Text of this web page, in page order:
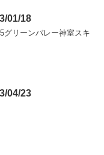
01/18
グリーンバレー神室スキ
04/23